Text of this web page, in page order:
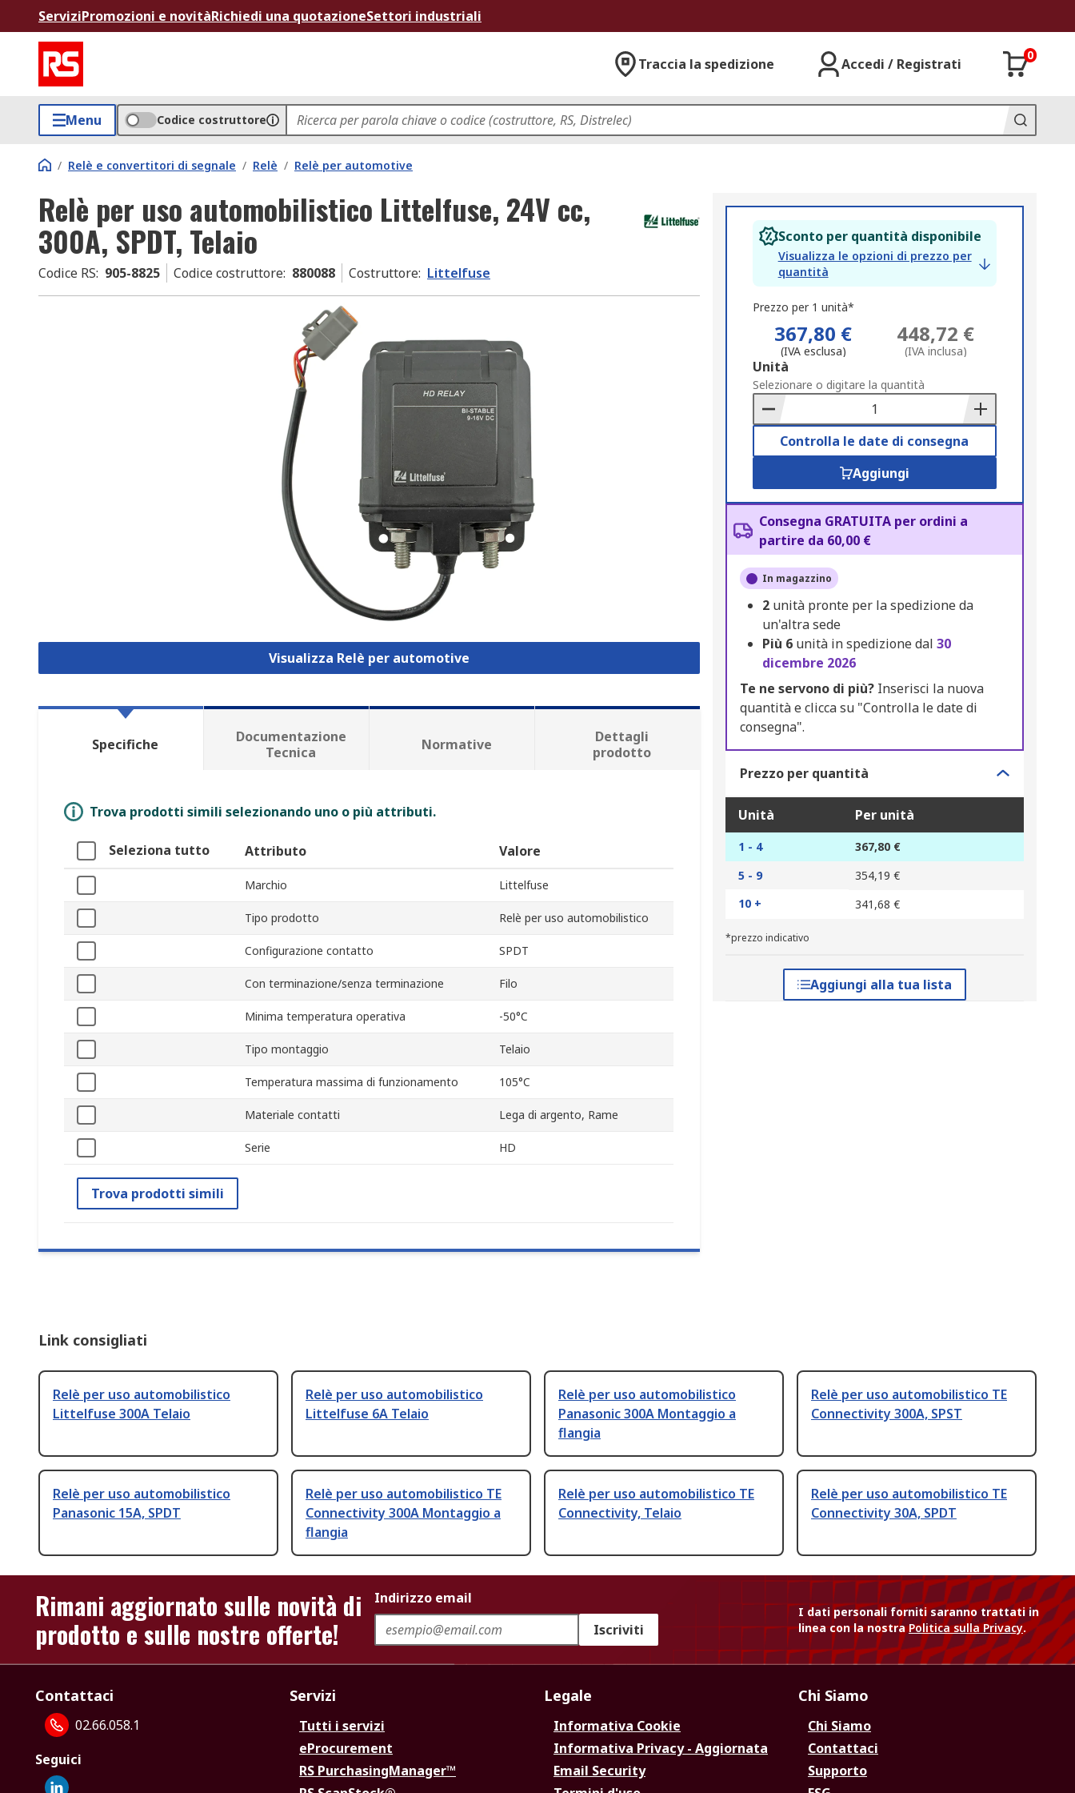
ServiziPromozioni e novitàRichiedi una quotazioneSettori industriali
Traccia la spedizione Accedi / Registrati
0
Menu Codice costruttore
/ Relè e convertitori di segnale / Relè / Relè per automotive
Relè per uso automobilistico Littelfuse, 24V cc,
300A, SPDT, Telaio
Codice RS: 905-8825 Codice costruttore: 880088 Costruttore: Littelfuse
Visualizza Relè per automotive
Sconto per quantità disponibile
Visualizza le opzioni di prezzo per
quantità
Prezzo per 1 unità*
367,80 €
(IVA esclusa)
448,72 €
(IVA inclusa)
Add
to
Basket
Unità
Selezionare o digitare la quantità
Controlla le date di consegna
Aggiungi
Consegna GRATUITA per ordini a
partire da 60,00 €
In magazzino
2 unità pronte per la spedizione da
un'altra sede
Più 6 unità in spedizione dal 30
dicembre 2026
Te ne servono di più?Inserisci la nuova
quantità e clicca su "Controlla le date di
consegna".
Prezzo per quantità
Unità Per unità
1 - 4
367,80 €
5 - 9
354,19 €
10 +
341,68 €
*prezzo indicativo
Aggiungi alla tua lista
Specifiche
Documentazione
Tecnica
Normative
Dettagli
prodotto
Trova prodotti simili selezionando uno o più attributi.
Seleziona tutto Attributo Valore
Marchio Littelfuse
Tipo prodotto Relè per uso automobilistico
Configurazione contatto SPDT
Con terminazione/senza terminazione Filo
Minima temperatura operativa -50°C
Tipo montaggio Telaio
Temperatura massima di funzionamento 105°C
Materiale contatti Lega di argento, Rame
Serie HD
Trova prodotti simili
Link consigliati
Relè per uso automobilistico
Littelfuse 300A Telaio
Relè per uso automobilistico
Littelfuse 6A Telaio
Relè per uso automobilistico
Panasonic 300A Montaggio a
flangia
Relè per uso automobilistico TE
Connectivity 300A, SPST
Relè per uso automobilistico
Panasonic 15A, SPDT
Relè per uso automobilistico TE
Connectivity 300A Montaggio a
flangia
Relè per uso automobilistico TE
Connectivity, Telaio
Relè per uso automobilistico TE
Connectivity 30A, SPDT
Rimani aggiornato sulle novità di
prodotto e sulle nostre offerte!
Indirizzo email
Iscriviti
I dati personali forniti saranno trattati in
linea con la nostraPolitica sulla Privacy.
Contattaci
02.66.058.1
Seguici
Servizi
Tutti i servizi
eProcurement
RS PurchasingManager™
Legale
Informativa Cookie
Informativa Privacy - Aggiornata
Email Security
Chi Siamo
Chi Siamo
Contattaci
Supporto